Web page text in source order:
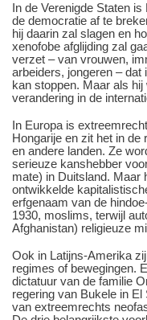
In de Verenigde Staten
de democratie af te
hij daarin zal slagen en
xenofobe afglijding zal
verzet – van vrouwen,
arbeiders, jongeren – dat
kan stoppen. Maar als
verandering in de
In Europa is
Hongarije en zit het in de
en andere landen. Ze
serieuze kanshebber
mate) in Duitsland. Maar
ontwikkelde
erfgenaam van de
1930, moslims, terwijl
Afghanistan) religieuze
Ook in Latijns-Amerika
regimes of bewegingen.
dictatuur van de familie
regering van Bukele in
van extreemrechts